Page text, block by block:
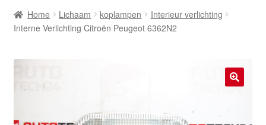
Home Lichaam koplampen
Interieur verlichting
Interne Verlichting Citroën Peugeot 6362N2